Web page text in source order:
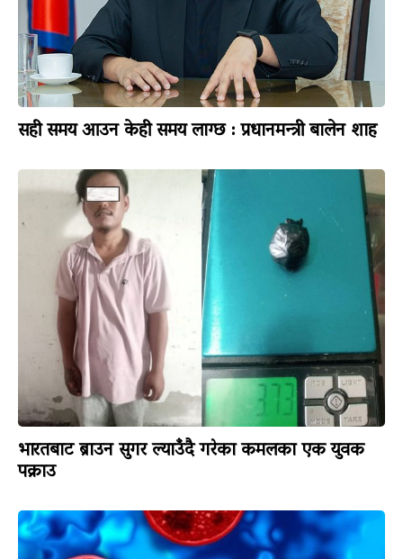
सही समय आउन केही समय लाग्छ : प्रधानमन्त्री बालेन शाह
भारतबाट ब्राउन सुगर ल्याउँदै गरेका कमलका एक युवक
पक्राउ